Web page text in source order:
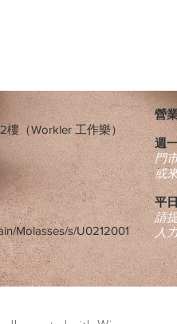
樓（Workler 工作樂）
Molasses/s/U0212001
營
週
門
或
平
請
人